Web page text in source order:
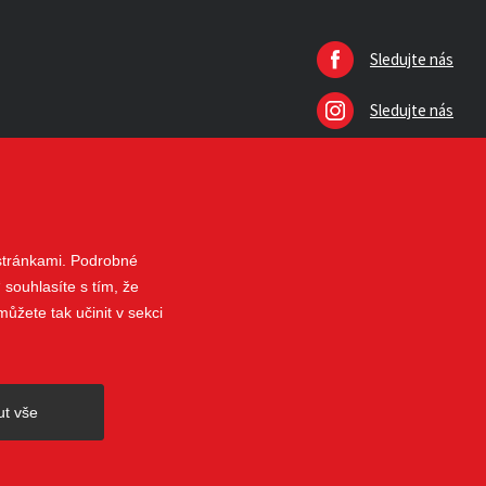
Sledujte nás
Sledujte nás
Podrobné
souhlasíte s tím, že
tak učinit v sekci
vše